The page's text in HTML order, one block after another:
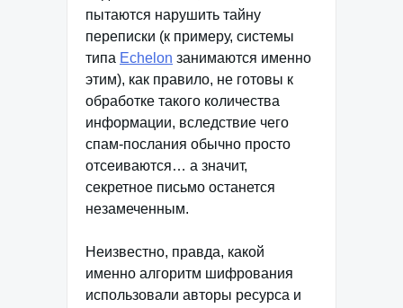
пытаются нарушить тайну
переписки (к примеру, системы
типа Echelon занимаются именно
этим), как правило, не готовы к
обработке такого количества
информации, вследствие чего
спам-послания обычно просто
отсеиваются… а значит,
секретное письмо останется
незамеченным.
Неизвестно, правда, какой
именно алгоритм шифрования
использовали авторы ресурса и